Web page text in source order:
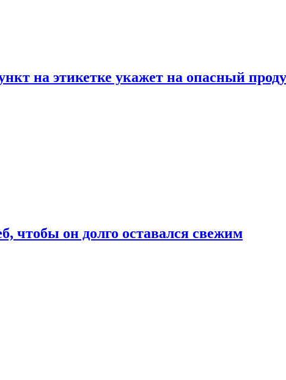
на этикетке укажет на опасный
чтобы он долго оставался свежим